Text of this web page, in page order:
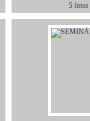
5 fotos